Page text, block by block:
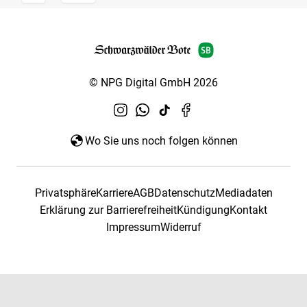
© NPG Digital GmbH 2026
Wo Sie uns noch folgen können
PrivatsphäreKarriereAGBDatenschutzMediadaten
Erklärung zur BarrierefreiheitKündigungKontakt
ImpressumWiderruf